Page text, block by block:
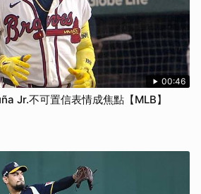
00:46
Jr.不可置信表情成焦點【MLB】